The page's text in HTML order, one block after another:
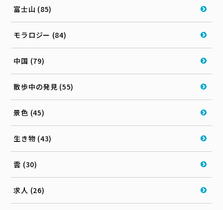
富士山 (85)
モラロジー (84)
中国 (79)
散歩中の発見 (55)
景色 (45)
生き物 (43)
雲 (30)
求人 (26)